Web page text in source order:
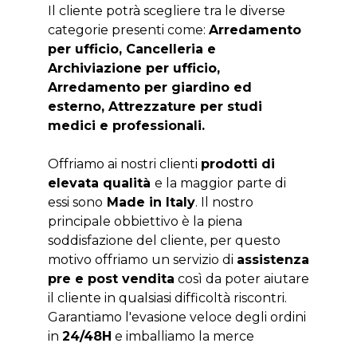
Il cliente potrà scegliere tra le diverse
categorie presenti come: Arredamento
per ufficio, Cancelleria e
Archiviazione per ufficio,
Arredamento per giardino ed
esterno, Attrezzature per studi
medici e professionali.
Offriamo ai nostri clienti prodotti di
elevata qualità e la maggior parte di
essi sono Made in Italy. Il nostro
principale obbiettivo è la piena
soddisfazione del cliente, per questo
motivo offriamo un servizio di assistenza
pre e post vendita così da poter aiutare
il cliente in qualsiasi difficoltà riscontri.
Garantiamo l'evasione veloce degli ordini
in 24/48H e imballiamo la merce